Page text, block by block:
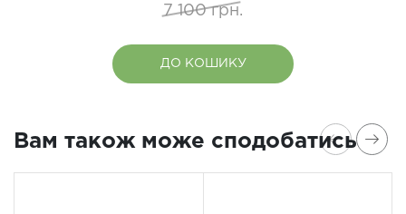
7 100 грн.
ДО КОШИКУ
Вам також може сподобатись